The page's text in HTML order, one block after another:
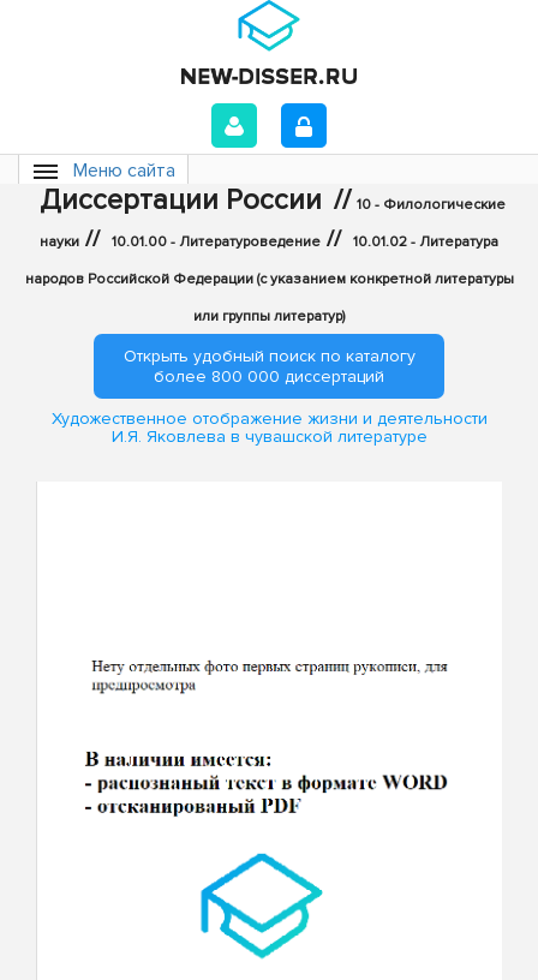
Меню сайта
Диссертации России // 10 - Филологические
науки // 10.01.00 - Литературоведение // 10.01.02 - Литература
народов Российской Федерации (с указанием конкретной литературы
или группы литератур)
Открыть удобный поиск по каталогу
более 800 000 диссертаций
Художественное отображение жизни и деятельности
И.Я. Яковлева в чувашской литературе